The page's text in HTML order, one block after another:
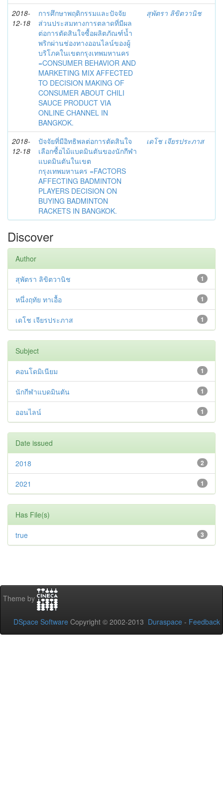
2018-
12-18
การศึกษาพฤติกรรมและปัจจัย
ส่วนประสมทางการตลาดที่มีผล
ต่อการตัดสินใจซื้อผลิตภัณฑ์น้ำ
พริกผ่านช่องทางออนไลน์ของผู้
บริโภคในเขตกรุงเทพมหานคร
=CONSUMER BEHAVIOR AND
MARKETING MIX AFFECTED
TO DECISION MAKING OF
CONSUMER ABOUT CHILI
SAUCE PRODUCT VIA
ONLINE CHANNEL IN
BANGKOK.
สุพัตรา ลิขิตวานิช
2018-
12-18
ปัจจัยที่มีอิทธิพลต่อการตัดสินใจ
เลือกซื้อไม้แบดมินตันของนักกีฬา
แบดมินตันในเขต
กรุงเทพมหานคร =FACTORS
AFFECTING BADMINTON
PLAYERS DECISION ON
BUYING BADMINTON
RACKETS IN BANGKOK.
เดโช เจียรประภาส
Discover
Author
1
สุพัตรา ลิขิตวานิช
1
หนึ่งฤทัย ทาเอื้อ
1
เดโช เจียรประภาส
Subject
1
คอนโดมิเนียม
1
นักกีฬาแบดมินตัน
1
ออนไลน์
Date issued
2
2018
1
2021
Has File(s)
3
true
Theme by
DSpace Software Copyright © 2002-2013 Duraspace - Feedback